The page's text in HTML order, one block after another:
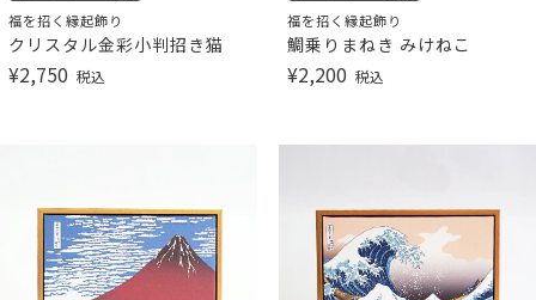
福を招く縁起飾り
クリスタル金彩小判招き猫
¥2,750 税込
福を招く縁起飾り
鯛乗りまねき みけねこ
¥2,200 税込